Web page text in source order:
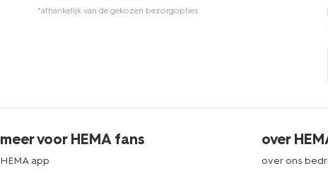
*afhankelijk van de gekozen bezorgopties
meer voor HEMA fans
HEMA app
over
over ons